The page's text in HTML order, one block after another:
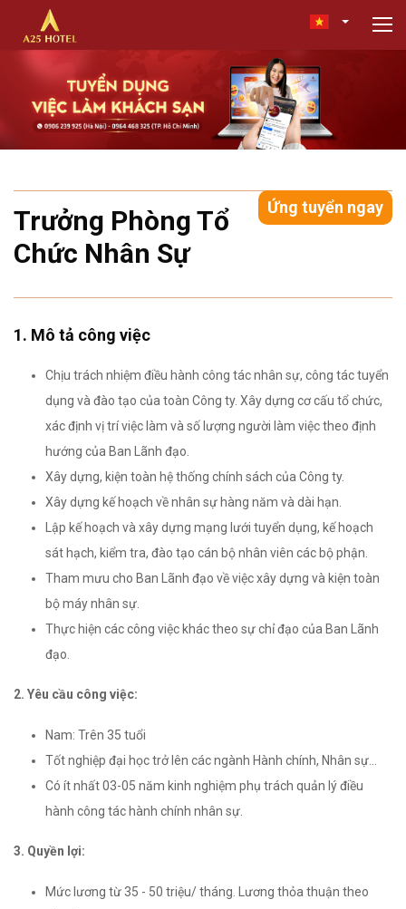
Ứng tuyển ngay
Trưởng Phòng Tổ
Chức Nhân Sự
1. Mô tả công việc
Chịu trách nhiệm điều hành công tác nhân sự, công tác tuyển
dụng và đào tạo của toàn Công ty. Xây dựng cơ cấu tổ chức,
xác định vị trí việc làm và số lượng người làm việc theo định
hướng của Ban Lãnh đạo.
Xây dựng, kiện toàn hệ thống chính sách của Công ty.
Xây dựng kế hoạch về nhân sự hàng năm và dài hạn.
Lập kế hoạch và xây dựng mạng lưới tuyển dụng, kế hoạch
sát hạch, kiểm tra, đào tạo cán bộ nhân viên các bộ phận.
Tham mưu cho Ban Lãnh đạo về việc xây dựng và kiện toàn
bộ máy nhân sự.
Thực hiện các công việc khác theo sự chỉ đạo của Ban Lãnh
đạo.
2. Yêu cầu công việc:
Nam: Trên 35 tuổi
Tốt nghiệp đại học trở lên các ngành Hành chính, Nhân sự…
Có ít nhất 03-05 năm kinh nghiệm phụ trách quản lý điều
hành công tác hành chính nhân sự.
3. Quyền lợi:
Mức lương từ 35 - 50 triệu/ tháng. Lương thỏa thuận theo